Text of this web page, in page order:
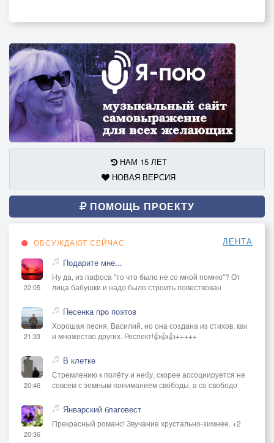
НАМ 15 ЛЕТ
НОВАЯ ВЕРСИЯ
ПОМОЩЬ ПРОЕКТУ
ОБСУЖДАЮТ СЕЙЧАС ЛЕНТА
22:05
Подарите мне...
Ну да, из пафоса "то что было не со мной помню"? От
лица бабушки и надо было строить повествован
21:33
Песенка про поэтов
Хорошая песня, Василий, но она создана из стихов, как
и множество других. Респект!👍👍👍+++++
20:46
В клетке
Стремлению к полёту и небу, скорее ассоциируется не
совсем с земным пониманием свободы, а со свободо
20:36
Январский благовест
Прекрасный романс! Звучание хрустально-зимнее. +2